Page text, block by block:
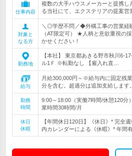
仕事内容
複数の大手ハウスメーカーと提携し
る当社にて、エクステリアの提案営
対象と
なる方
＼◎学歴不問／◆外構工事の営業経
（AT限定可） ★人柄と意欲重視の
かせください！
勤務地
【本社】 東京都あきる野市秋川6-
ル1Ｆ ※転勤なし 【雇入れ直…
給与
月給300,000円～※給与内に固定残
分を含む。超過分は追加支給しま
勤務
時間
9:00～18:00（実働7時間/休憩120
業時間30時間/月
休日
休暇
【年間休日120日】《休日》* 完全
内カレンダーによる《休暇》* 年間